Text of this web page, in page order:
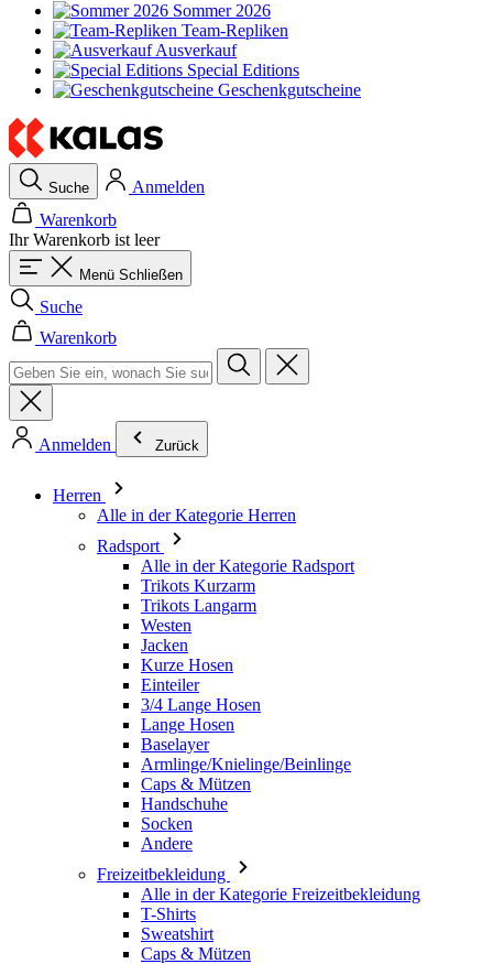
Sommer 2026
Team-Repliken
Ausverkauf
Special Editions
Geschenkgutscheine
Suche
Anmelden
Warenkorb
Ihr Warenkorb ist leer
Menü Schließen
Suche
Warenkorb
Anmelden Zurück
Herren
Alle in der Kategorie Herren
Radsport
Alle in der Kategorie Radsport
Trikots Kurzarm
Trikots Langarm
Westen
Jacken
Kurze Hosen
Einteiler
3/4 Lange Hosen
Lange Hosen
Baselayer
Armlinge/Knielinge/Beinlinge
Caps & Mützen
Handschuhe
Socken
Andere
Freizeitbekleidung
Alle in der Kategorie Freizeitbekleidung
T-Shirts
Sweatshirt
Caps & Mützen